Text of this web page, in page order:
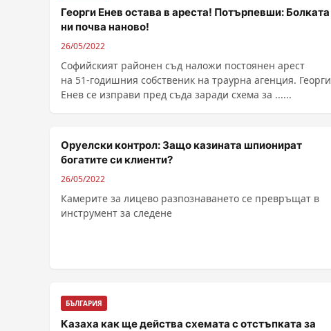
Георги Енев остава в ареста! Потърпевши: Болката
ни почва наново!
26/05/2022
Софийският районен съд наложи постоянен арест
на 51-годишния собственик на траурна агенция. Георги
Eнев се изправи пред съда заради схема за ......
Оруелски контрол: Защо казината шпионират
богатите си клиенти?
26/05/2022
Камерите за лицево разпознаването се превръщат в
инструмент за следене
БЪЛГАРИЯ
Казаха как ще действа схемата с отстъпката за